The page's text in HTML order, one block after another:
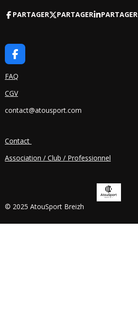
PARTAGER PARTAGER PARTAGER
F
A
C
B
O
FAQ
CGV
contact@atousport.com
Contact
Association / Club / Professionnel
© 2025 AtouSport Breizh